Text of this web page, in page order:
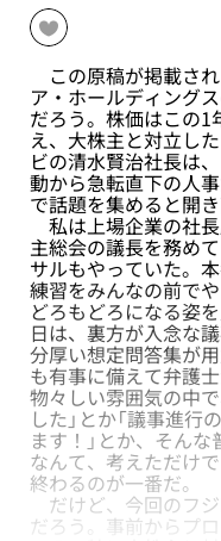
この原稿が掲載さ
ア・ホールディング
だろう。株価はこの1
え、大株主と対立し
ビの清水賢治社長は
動から急転直下の人
で話題を集めると開
私は上場企業の社
主総会の議長を務め
サルもやっていた。
練習をみんなの前で
どろもどろになる姿
日は、裏方が入念な
分厚い想定問答集が
も有事に備えて弁護
物々しい雰囲気の中
した」とか「議事進
ます！」とか、そん
なんて、考えただけ
終わるのが一番だ。
だけど、今回のフ
だろう。事前からプ